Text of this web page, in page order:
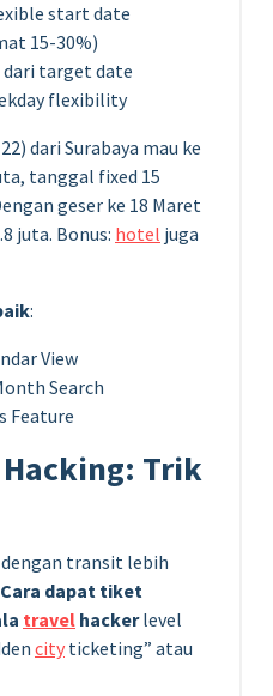
start date
15-30%)
dari target date
flexibility
dari Surabaya mau ke
tanggal fixed 15
geser ke 18 Maret
juta. Bonus: hotel juga
:
View
Search
Feature
Trik
transit lebih
Cara dapat tiket
travel hackerlevel
city ticketing” atau